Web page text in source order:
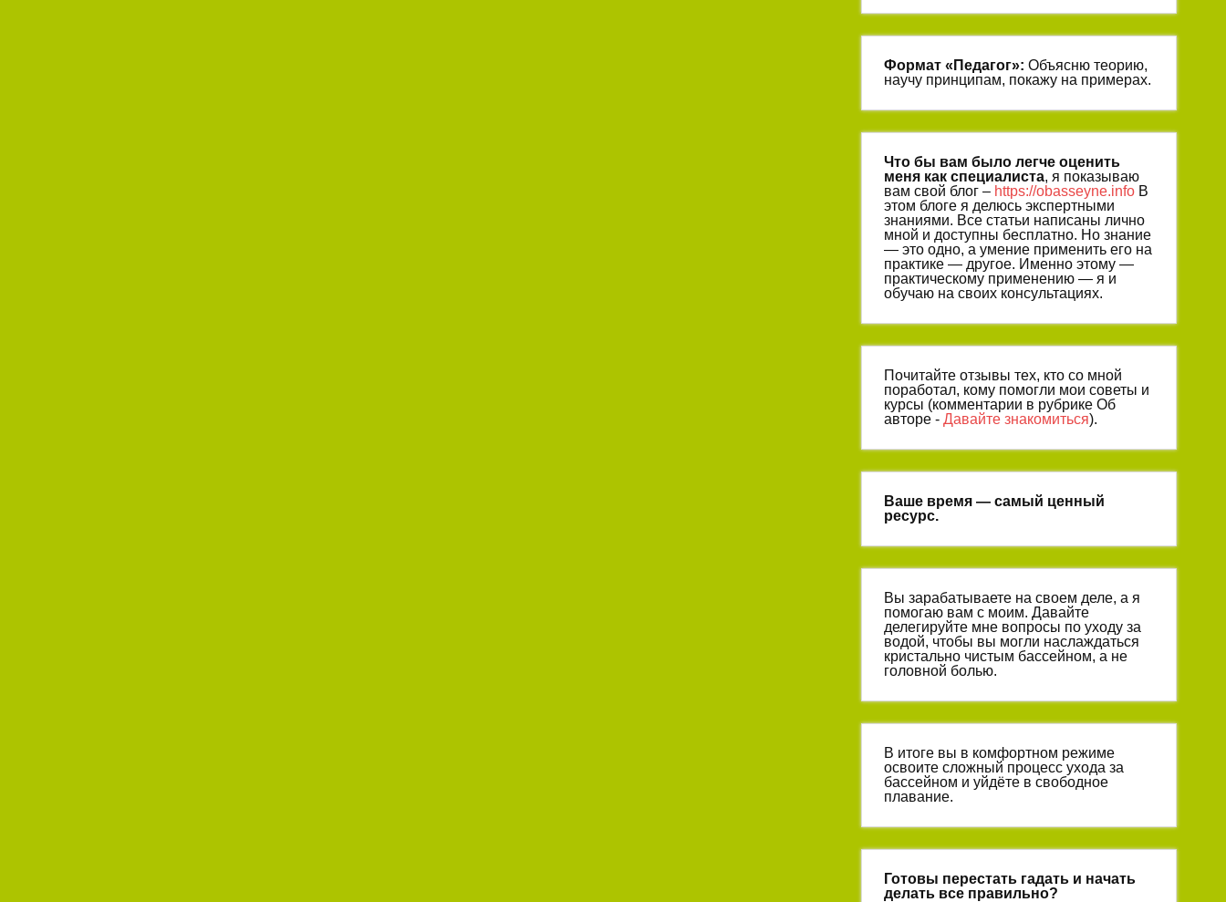
Формат « Педагог»: Объясню теорию,
научу принципам, покажу на примерах.
Что бы вам было легче оценить
меня как специалиста, я показываю
вам свой блог – https://obasseyne.info В
этом блоге я делюсь экспертными
знаниями. Все статьи написаны лично
мной и доступны бесплатно. Но знание
— это одно, а умение применить его на
практике — другое. Именно этому —
практическому применению — я и
обучаю на своих консультациях.
Почитайте отзывы тех, кто со мной
поработал, кому помогли мои советы и
курсы (комментарии в рубрике Об
авторе -Давайте знакомиться).
Ваше время — самый ценный
ресурс.
Вы зарабатываете на своем деле, а я
помогаю вам с моим. Давайте
делегируйте мне вопросы по уходу за
водой, чтобы вы могли наслаждаться
кристально чистым бассейном, а не
головной болью.
В итоге вы в комфортном режиме
освоите сложный процесс ухода за
бассейном и уйдёте в свободное
плавание.
Готовы перестать гадать и начать
делать все правильно?